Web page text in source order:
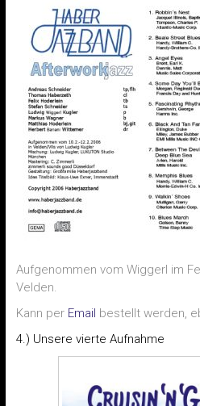
Aufgenommen vom Wiggerl im
Velden.
Kann per Email bestellt werden,
4.) Unsere vierte Aufnahme